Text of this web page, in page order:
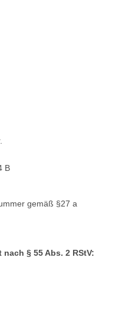
B
gemäß §27 a
§ 55 Abs. 2 RStV: